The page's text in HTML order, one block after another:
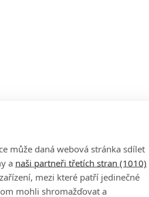
může daná webová stránka sdílet
a naši partneři třetích stran (1010)
mezi které patří jedinečné
mohli shromažďovat a